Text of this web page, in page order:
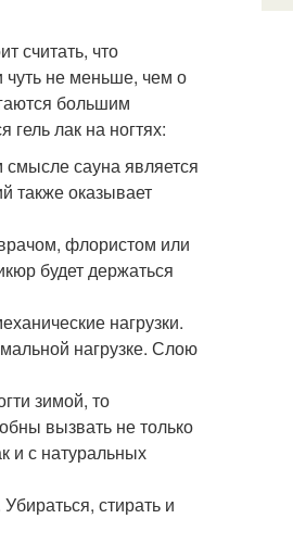
считать, что
не меньше, чем о
большим
гель лак на ногтях:
сауна является
также оказывает
флористом или
будет держаться
нагрузки.
нагрузке. Слою
зимой, то
вызвать не только
и с натуральных
стирать и